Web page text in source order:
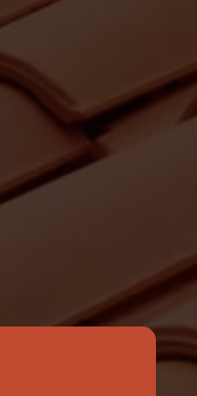
pour vos
à
Loire ?